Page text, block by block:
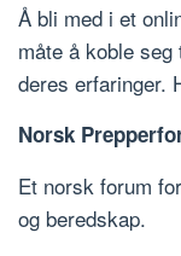
Å bli med i et
måte å koble
deres erfaringer.
Norsk
Et norsk forum
og beredskap.